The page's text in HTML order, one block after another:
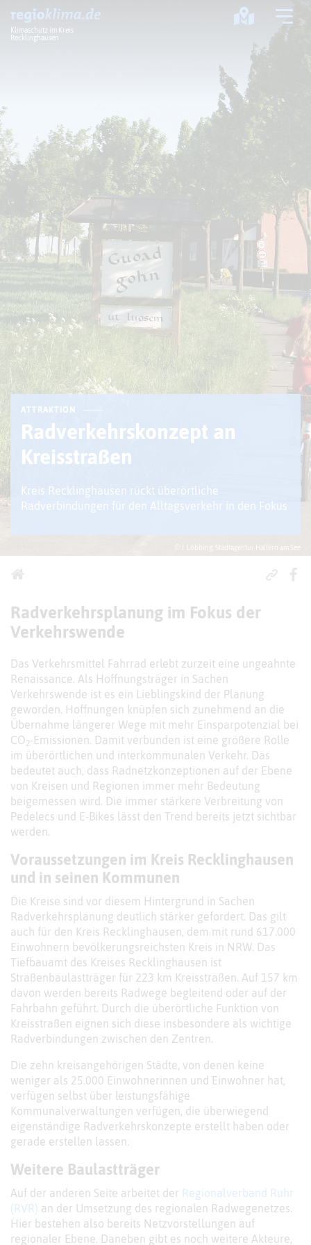
Klimaschutz im Kreis
Recklinghausen
Klimaschutz
Klimaanpassung
© J. Löbbing, Stadtagentur Haltern am See
ATTRAKTION
Radverkehrskonzept an
Kreisstraßen
Kreis Recklinghausen rückt überörtliche
Radverbindungen für den Alltagsverkehr in den Fokus
Radverkehrsplanung im Fokus der
Verkehrswende
Das Verkehrsmittel Fahrrad erlebt zurzeit eine ungeahnte
Renaissance. Als Hoffnungsträger in Sachen
Verkehrswende ist es ein Lieblingskind der Planung
geworden. Hoffnungen knüpfen sich zunehmend an die
Übernahme längerer Wege mit mehr Einsparpotenzial bei
CO2-Emissionen. Damit verbunden ist eine größere Rolle
im überörtlichen und interkommunalen Verkehr. Das
bedeutet auch, dass Radnetzkonzeptionen auf der Ebene
von Kreisen und Regionen immer mehr Bedeutung
beigemessen wird. Die immer stärkere Verbreitung von
Pedelecs und E-Bikes lässt den Trend bereits jetzt sichtbar
werden.
Voraussetzungen im Kreis Recklinghausen
und in seinen Kommunen
Die Kreise sind vor diesem Hintergrund in Sachen
Radverkehrsplanung deutlich stärker gefordert. Das gilt
auch für den Kreis Recklinghausen, dem mit rund 617.000
Einwohnern bevölkerungsreichsten Kreis in NRW. Das
Tiefbauamt des Kreises Recklinghausen ist
Straßenbaulastträger für 223 km Kreisstraßen. Auf 157 km
davon werden bereits Radwege begleitend oder auf der
Fahrbahn geführt. Durch die überörtliche Funktion von
Kreisstraßen eignen sich diese insbesondere als wichtige
Radverbindungen zwischen den Zentren.
Die zehn kreisangehörigen Städte, von denen keine
weniger als 25.000 Einwohnerinnen und Einwohner hat,
verfügen selbst über leistungsfähige
Kommunalverwaltungen verfügen, die überwiegend
eigenständige Radverkehrskonzepte erstellt haben oder
gerade erstellen lassen.
Weitere Baulastträger
Auf der anderen Seite arbeitet der Regionalverband Ruhr
(RVR) an der Umsetzung des regionalen Radwegenetzes.
Hier bestehen also bereits Netzvorstellungen auf
regionaler Ebene. Daneben gibt es noch weitere Akteure,